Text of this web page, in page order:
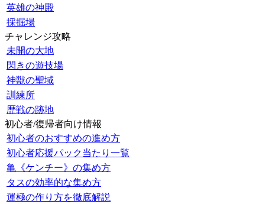
英雄の神殿
採掘場
チャレンジ攻略
未開の大地
閃きの遊技場
神獣の聖域
訓練所
歴戦の跡地
初心者/復帰者向け情報
初心者のおすすめの進め方
初心者応援パック当たり一覧
亀《ケンチー》の集め方
タスの効率的な集め方
運極の作り方を徹底解説